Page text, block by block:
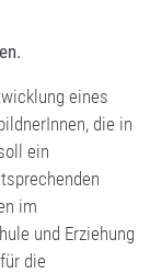
eines
die in
ein
im
und Erziehung
die